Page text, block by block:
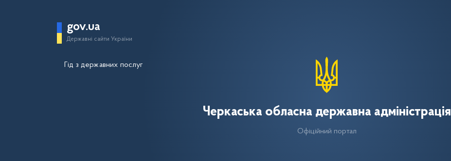
gov.ua
Державні сайти України
Гід з державних послуг
Черкаська обласна державна адміністрація
Офіційний портал